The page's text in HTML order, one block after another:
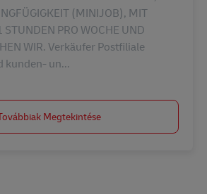
(MINIJOB), MIT
PRO WOCHE UND
WIR. Verkäufer Postfiliale
kunden- un...
Megtekintése